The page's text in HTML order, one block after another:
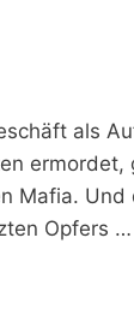
als
Mafia.
Opfers …